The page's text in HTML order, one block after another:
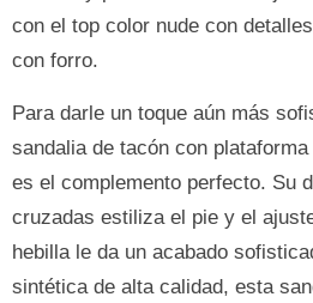
con el top color nude con
con forro.
Para darle un toque aún más
sandalia de tacón con
es el complemento perfecto. Su
cruzadas estiliza el pie y el
hebilla le da un acabado
sintética de alta calidad, esta